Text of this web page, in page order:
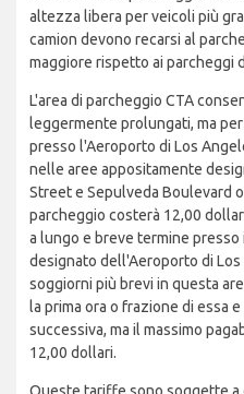
altezza libera per veicoli più
camion devono recarsi al
maggiore rispetto ai parcheggi
L'area di parcheggio CTA
leggermente prolungati, ma
presso l'Aeroporto di Los
nelle aree appositamente
Street e Sepulveda Boulevard
parcheggio costerà 12,00
a lungo e breve termine
designato dell'Aeroporto di Los
soggiorni più brevi in questa
la prima ora o frazione di essa
successiva, ma il massimo
12,00 dollari.